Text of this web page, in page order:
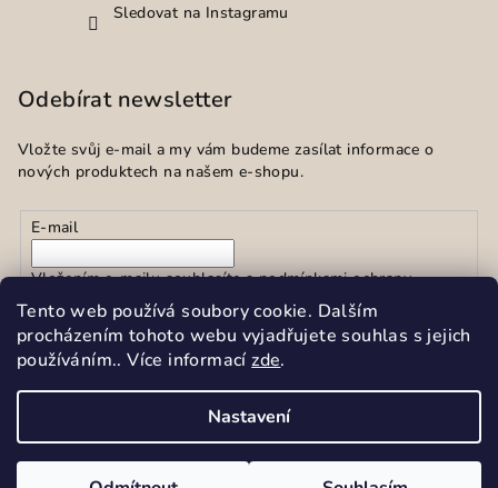
Tento web používá soubory cookie. Dalším
procházením tohoto webu vyjadřujete souhlas s jejich
používáním.. Více informacízde.
Nastavení
Sledovat na Instagramu
Odebírat newsletter
Vložte svůj e-mail a my vám budeme zasílat informace o
nových produktech na našem e-shopu.
E-mail
Vložením e-mailu souhlasíte spodmínkami ochrany
osobních údajů
Přihlásit se
Upravit nastavení cookies